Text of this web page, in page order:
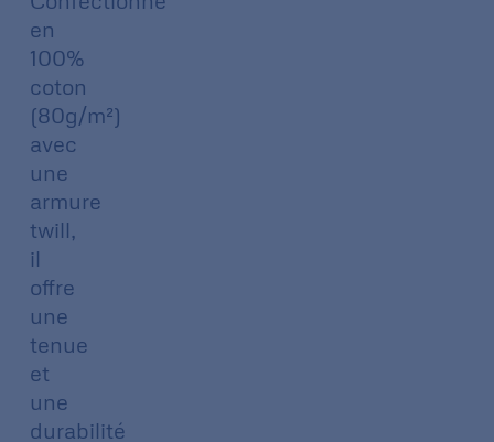
en
100%
coton
(80g/m²)
avec
une
armure
twill,
il
offre
une
tenue
et
une
durabilité